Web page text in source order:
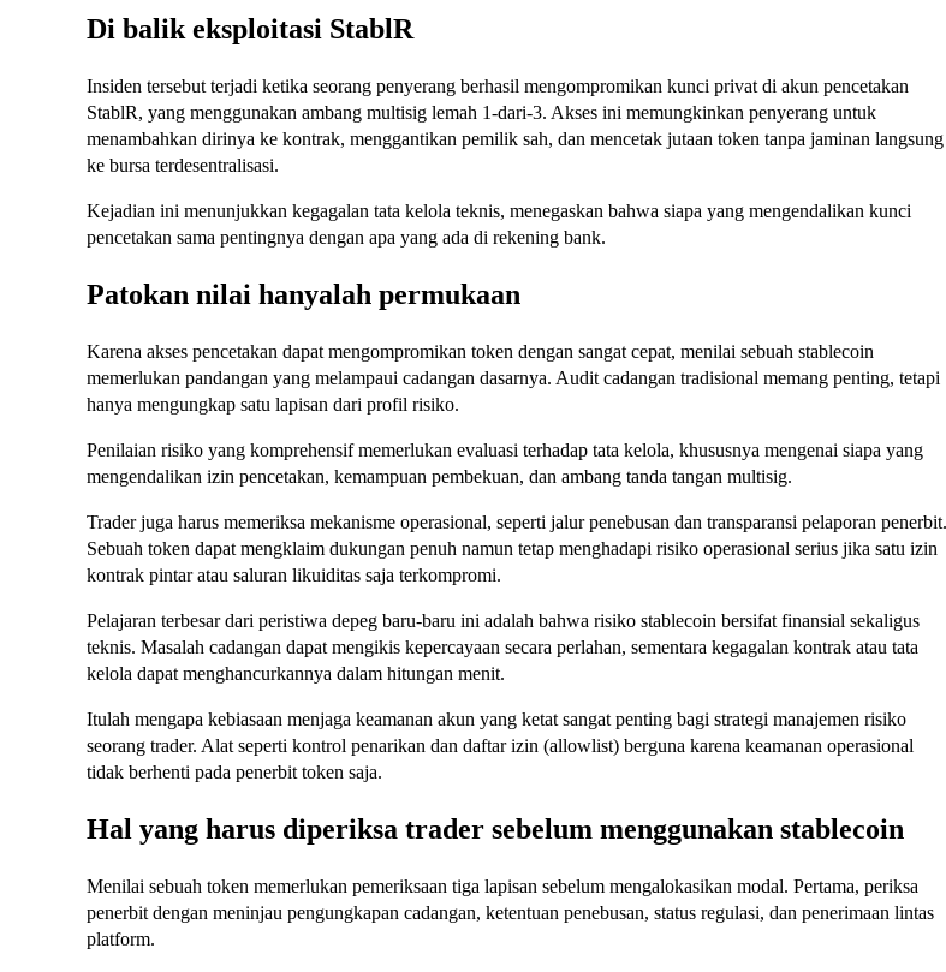
Di balik eksploitasi StablR
Insiden tersebut terjadi ketika seorang penyerang berhasil mengompromikan kunci privat di akun pencetakan
StablR, yang menggunakan ambang multisig lemah 1-dari-3. Akses ini memungkinkan penyerang untuk
menambahkan dirinya ke kontrak, menggantikan pemilik sah, dan mencetak jutaan token tanpa jaminan langsung
ke bursa terdesentralisasi.
Kejadian ini menunjukkan kegagalan tata kelola teknis, menegaskan bahwa siapa yang mengendalikan kunci
pencetakan sama pentingnya dengan apa yang ada di rekening bank.
Patokan nilai hanyalah permukaan
Karena akses pencetakan dapat mengompromikan token dengan sangat cepat, menilai sebuah stablecoin
memerlukan pandangan yang melampaui cadangan dasarnya. Audit cadangan tradisional memang penting, tetapi
hanya mengungkap satu lapisan dari profil risiko.
Penilaian risiko yang komprehensif memerlukan evaluasi terhadap tata kelola, khususnya mengenai siapa yang
mengendalikan izin pencetakan, kemampuan pembekuan, dan ambang tanda tangan multisig.
Trader juga harus memeriksa mekanisme operasional, seperti jalur penebusan dan transparansi pelaporan penerbit.
Sebuah token dapat mengklaim dukungan penuh namun tetap menghadapi risiko operasional serius jika satu izin
kontrak pintar atau saluran likuiditas saja terkompromi.
Pelajaran terbesar dari peristiwa depeg baru-baru ini adalah bahwa risiko stablecoin bersifat finansial sekaligus
teknis. Masalah cadangan dapat mengikis kepercayaan secara perlahan, sementara kegagalan kontrak atau tata
kelola dapat menghancurkannya dalam hitungan menit.
Itulah mengapa kebiasaan menjaga keamanan akun yang ketat sangat penting bagi strategi manajemen risiko
seorang trader. Alat seperti kontrol penarikan dan daftar izin (allowlist) berguna karena keamanan operasional
tidak berhenti pada penerbit token saja.
Hal yang harus diperiksa trader sebelum menggunakan stablecoin
Menilai sebuah token memerlukan pemeriksaan tiga lapisan sebelum mengalokasikan modal. Pertama, periksa
penerbit dengan meninjau pengungkapan cadangan, ketentuan penebusan, status regulasi, dan penerimaan lintas
platform.